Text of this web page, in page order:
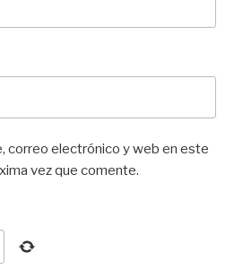
correo electrónico y web en este
vez que comente.